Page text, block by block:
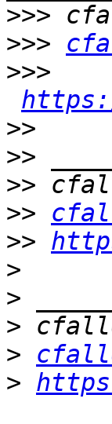
>>>
>>>
>>>
>>
>>
>>
>>
>>
>
>
>
>
>